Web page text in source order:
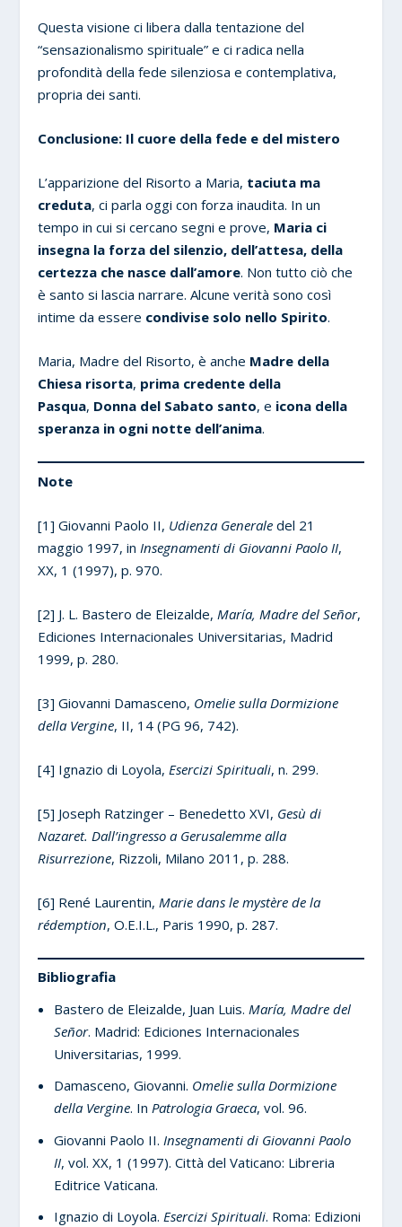
Questa visione ci libera dalla tentazione del
“sensazionalismo spirituale” e ci radica nella
profondità della fede silenziosa e contemplativa,
propria dei santi.
Conclusione: Il cuore della fede e del mistero
L’apparizione del Risorto a Maria, taciuta ma
creduta, ci parla oggi con forza inaudita. In un
tempo in cui si cercano segni e prove, Maria ci
insegna la forza del silenzio, dell’attesa, della
certezza che nasce dall’amore. Non tutto ciò che
è santo si lascia narrare. Alcune verità sono così
intime da essere condivise solo nello Spirito.
Maria, Madre del Risorto, è anche Madre della
Chiesa risorta, prima credente della
Pasqua, Donna del Sabato santo, e icona della
speranza in ogni notte dell’anima.
Note
[1] Giovanni Paolo II, Udienza Generale del 21
maggio 1997, in Insegnamenti di Giovanni Paolo II,
XX, 1 (1997), p. 970.
[2] J. L. Bastero de Eleizalde, María, Madre del Señor,
Ediciones Internacionales Universitarias, Madrid
1999, p. 280.
[3] Giovanni Damasceno, Omelie sulla Dormizione
della Vergine, II, 14 (PG 96, 742).
[4] Ignazio di Loyola, Esercizi Spirituali, n. 299.
[5] Joseph Ratzinger – Benedetto XVI, Gesù di
Nazaret. Dall’ingresso a Gerusalemme alla
Risurrezione, Rizzoli, Milano 2011, p. 288.
[6] René Laurentin, Marie dans le mystère de la
rédemption, O.E.I.L., Paris 1990, p. 287.
Bibliografia
Bastero de Eleizalde, Juan Luis. María, Madre del
Señor. Madrid: Ediciones Internacionales
Universitarias, 1999.
Damasceno, Giovanni. Omelie sulla Dormizione
della Vergine. In Patrologia Graeca, vol. 96.
Giovanni Paolo II. Insegnamenti di Giovanni Paolo
II, vol. XX, 1 (1997). Città del Vaticano: Libreria
Editrice Vaticana.
Ignazio di Loyola. Esercizi Spirituali. Roma: Edizioni